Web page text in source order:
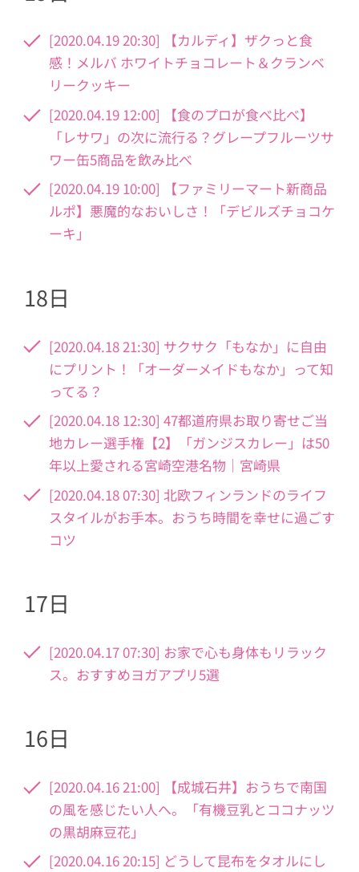
[2020.04.19 20:30] 【カルディ】ザクっと食
感！メルバ ホワイトチョコレート＆クランベ
リークッキー
[2020.04.19 12:00] 【食のプロが食べ比べ】
「レサワ」の次に流行る？グレープフルーツサ
ワー缶5商品を飲み比べ
[2020.04.19 10:00] 【ファミリーマート新商品
ルポ】悪魔的なおいしさ！「デビルズチョコケ
ーキ」
18日
[2020.04.18 21:30] サクサク「もなか」に自由
にプリント！「オーダーメイドもなか」って知
ってる？
[2020.04.18 12:30] 47都道府県お取り寄せご当
地カレー選手権【2】「ガンジスカレー」は50
年以上愛される宮崎空港名物｜宮崎県
[2020.04.18 07:30] 北欧フィンランドのライフ
スタイルがお手本。おうち時間を幸せに過ごす
コツ
17日
[2020.04.17 07:30] お家で心も身体もリラック
ス。おすすめヨガアプリ5選
16日
[2020.04.16 21:00] 【成城石井】おうちで南国
の風を感じたい人へ。「有機豆乳とココナッツ
の黒胡麻豆花」
[2020.04.16 20:15] どうして昆布をタオルにし